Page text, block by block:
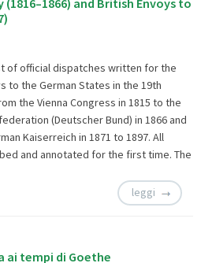
and British Envoys to
of official dispatches written for the
to the German States in the 19th
the Vienna Congress in 1815 to the
(Deutscher Bund) in 1866 and
Kaiserreich in 1871 to 1897. All
and annotated for the first time. The
leggi
ai tempi di Goethe